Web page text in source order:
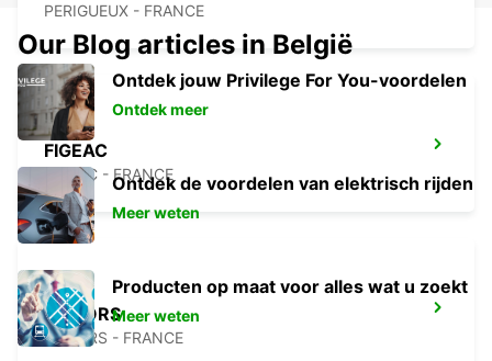
PERIGUEUX - FRANCE
FIGEAC
FIGEAC - FRANCE
CAHORS
CAHORS - FRANCE
Our Blog articles in België
Ontdek jouw Privilege For You-voordelen
Ontdek meer
Ontdek de voordelen van elektrisch rijden
Meer weten
Producten op maat voor alles wat u zoekt
Meer weten